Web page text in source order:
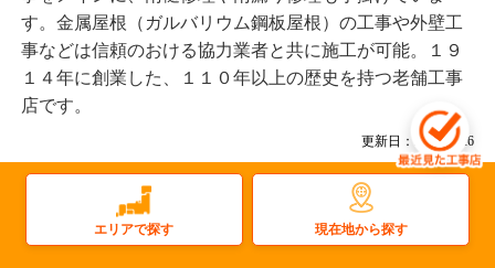
更新日：2025.12.26
屋根
雨樋 太陽光
塗装
屋上防水 雨漏り
す。金属屋根（ガルバリウム鋼板屋根）の工事や外壁工
事などは信頼のおける協力業者と共に施工が可能。１９
１４年に創業した、１１０年以上の歴史を持つ老舗工事
店です。
エリアで探す 現在地から探す